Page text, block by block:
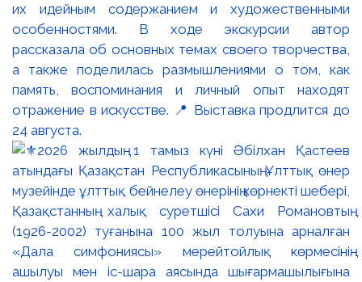
их идейным содержанием и художественными
особенностями. В ходе экскурсии автор
рассказала об основных темах своего творчества,
а также поделилась размышлениями о том, как
память, воспоминания и личный опыт находят
отражение в искусстве. 📍 Выставка продлится до
24 августа.